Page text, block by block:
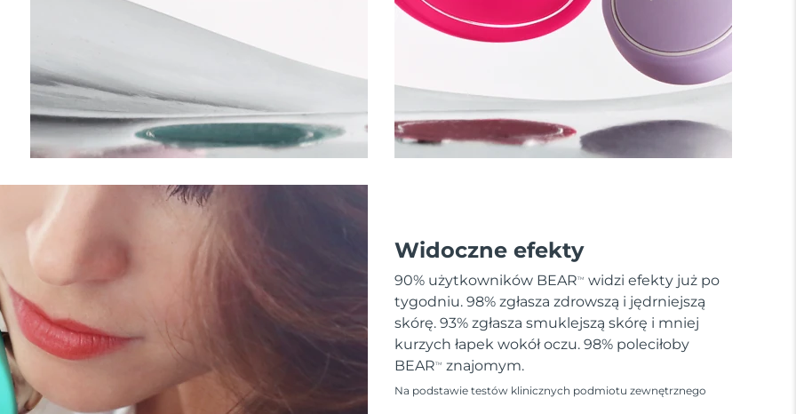
Widoczne efekty
90% użytkowników BEARTM
widzi efekty już po
tygodniu. 98% zgłasza zdrowszą i jędrniejszą
skórę. 93% zgłasza smuklejszą skórę i mniej
kurzych łapek wokół oczu. 98% poleciłoby
BEARTM znajomym.
Na podstawie testów klinicznych podmiotu zewnętrznego